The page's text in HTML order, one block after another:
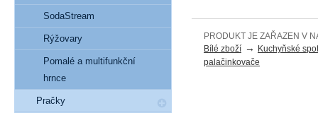
PRODUKT JE ZAŘAZEN V
Bílé zboží → Kuchyňské
palačinkovače
SodaStream
Rýžovary
Pomalé a multifunkční
hrnce
Pračky